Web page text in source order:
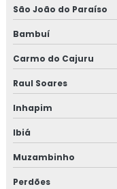
São João do Paraíso
Bambuí
Carmo do Cajuru
Raul Soares
Inhapim
Ibiá
Muzambinho
Perdões